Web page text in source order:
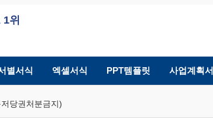
위
별서식 엑셀서식 PPT템플릿 사업계획서
당권처분금지)